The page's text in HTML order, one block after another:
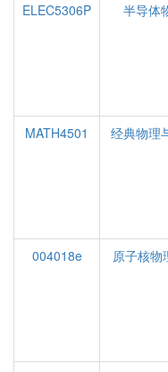
ELEC5306P
半导体
MATH4501
经典物理
004018e
原子核物